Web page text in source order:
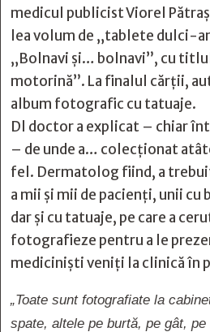
medicul publicist Viorel
lea volum de „tablete dulci-
„Bolnavi şi… bolnavi”, cu
motorină”. La finalul cărții,
album fotografic cu tatuaje.
Dl doctor a explicat – chiar
– de unde a… colecționat
fel. Dermatolog fiind, a
a mii și mii de pacienți, unii cu
dar și cu tatuaje, pe care a
fotografieze pentru a le
mediciniști veniți la clinică în
„Toate sunt fotografiate la
spate, altele pe burtă, pe gât,